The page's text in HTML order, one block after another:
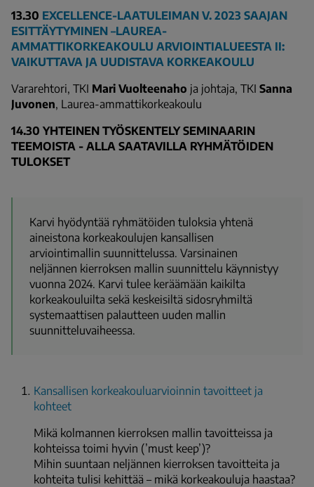
13.30 EXCELLENCE-LAATULEIMAN V. 2023 SAAJAN
ESITTÄYTYMINEN –LAUREA-
AMMATTIKORKEAKOULU ARVIOINTIALUEESTA II:
VAIKUTTAVA JA UUDISTAVA KORKEAKOULU
Vararehtori, TKI Mari Vuolteenaho ja johtaja, TKI Sanna
Juvonen, Laurea-ammattikorkeakoulu
14.30 YHTEINEN TYÖSKENTELY SEMINAARIN
TEEMOISTA - ALLA SAATAVILLA RYHMÄTÖIDEN
TULOKSET
Karvi hyödyntää ryhmätöiden tuloksia yhtenä
aineistona korkeakoulujen kansallisen
arviointimallin suunnittelussa. Varsinainen
neljännen kierroksen mallin suunnittelu käynnistyy
vuonna 2024. Karvi tulee keräämään kaikilta
korkeakouluilta sekä keskeisiltä sidosryhmiltä
systemaattisen palautteen uuden mallin
suunnitteluvaiheessa.
Kansallisen korkeakouluarvioinnin tavoitteet ja
kohteet
Mikä kolmannen kierroksen mallin tavoitteissa ja
kohteissa toimi hyvin (’must keep’)?
Mihin suuntaan neljännen kierroksen tavoitteita ja
kohteita tulisi kehittää – mikä korkeakouluja haastaa?